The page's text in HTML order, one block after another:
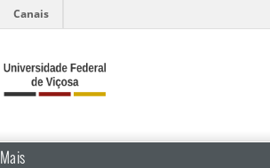
Canais
Mais